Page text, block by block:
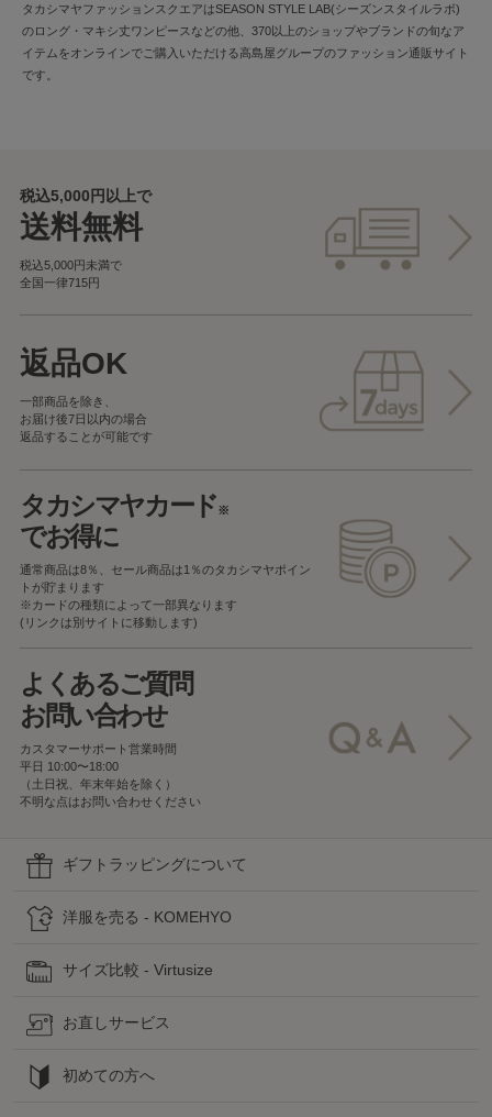
タカシマヤファッションスクエアはSEASON STYLE LAB(シーズンスタイルラボ)
のロング・マキシ丈ワンピースなどの他、370以上のショップやブランドの旬なア
イテムをオンラインでご購入いただける高島屋グループのファッション通販サイト
です。
税込5,000円以上で
送料無料
税込5,000円未満で
全国一律715円
返品OK
一部商品を除き、
お届け後7日以内の場合
返品することが可能です
タカシマヤカード※
でお得に
通常商品は8％、セール商品は1％のタカシマヤポイン
トが貯まります
※カードの種類によって一部異なります
(リンクは別サイトに移動します)
よくあるご質問
お問い合わせ
カスタマーサポート営業時間
平日 10:00〜18:00
（土日祝、年末年始を除く）
不明な点はお問い合わせください
ギフトラッピングについて
洋服を売る - KOMEHYO
サイズ比較 - Virtusize
お直しサービス
初めての方へ